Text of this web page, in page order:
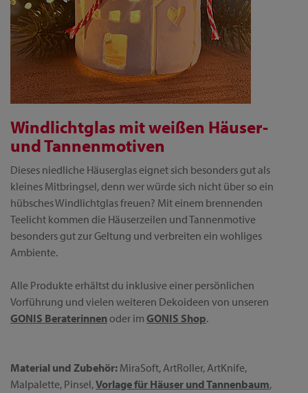
Windlichtglas mit weißen Häuser-
und Tannenmotiven
Dieses niedliche Häuserglas eignet sich besonders gut als
kleines Mitbringsel, denn wer würde sich nicht über so ein
hübsches Windlichtglas freuen? Mit einem brennenden
Teelicht kommen die Häuserzeilen und Tannenmotive
besonders gut zur Geltung und verbreiten ein wohliges
Ambiente.
Alle Produkte erhältst du inklusive einer persönlichen
Vorführung und vielen weiteren Dekoideen von unseren
GONIS Beraterinnenoder im GONIS Shop.
Material und Zubehör: MiraSoft, ArtRoller, ArtKnife,
Malpalette, Pinsel,Vorlage für Häuser und Tannenbaum,